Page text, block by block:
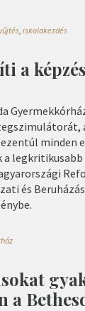
iskolakezdés
a
minden
legkritikusabb
és
a